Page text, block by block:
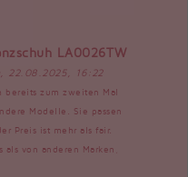
LA0026TW
22.08.2025, 16:22
bereits zum zweiten Mal
Modelle. Sie passen
Preis ist mehr als fair.
von anderen Marken,